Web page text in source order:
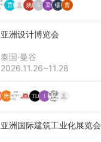
亚洲设计博览会
泰国·曼谷
2026.11.26~11.28
亚洲国际建筑工业化展览会